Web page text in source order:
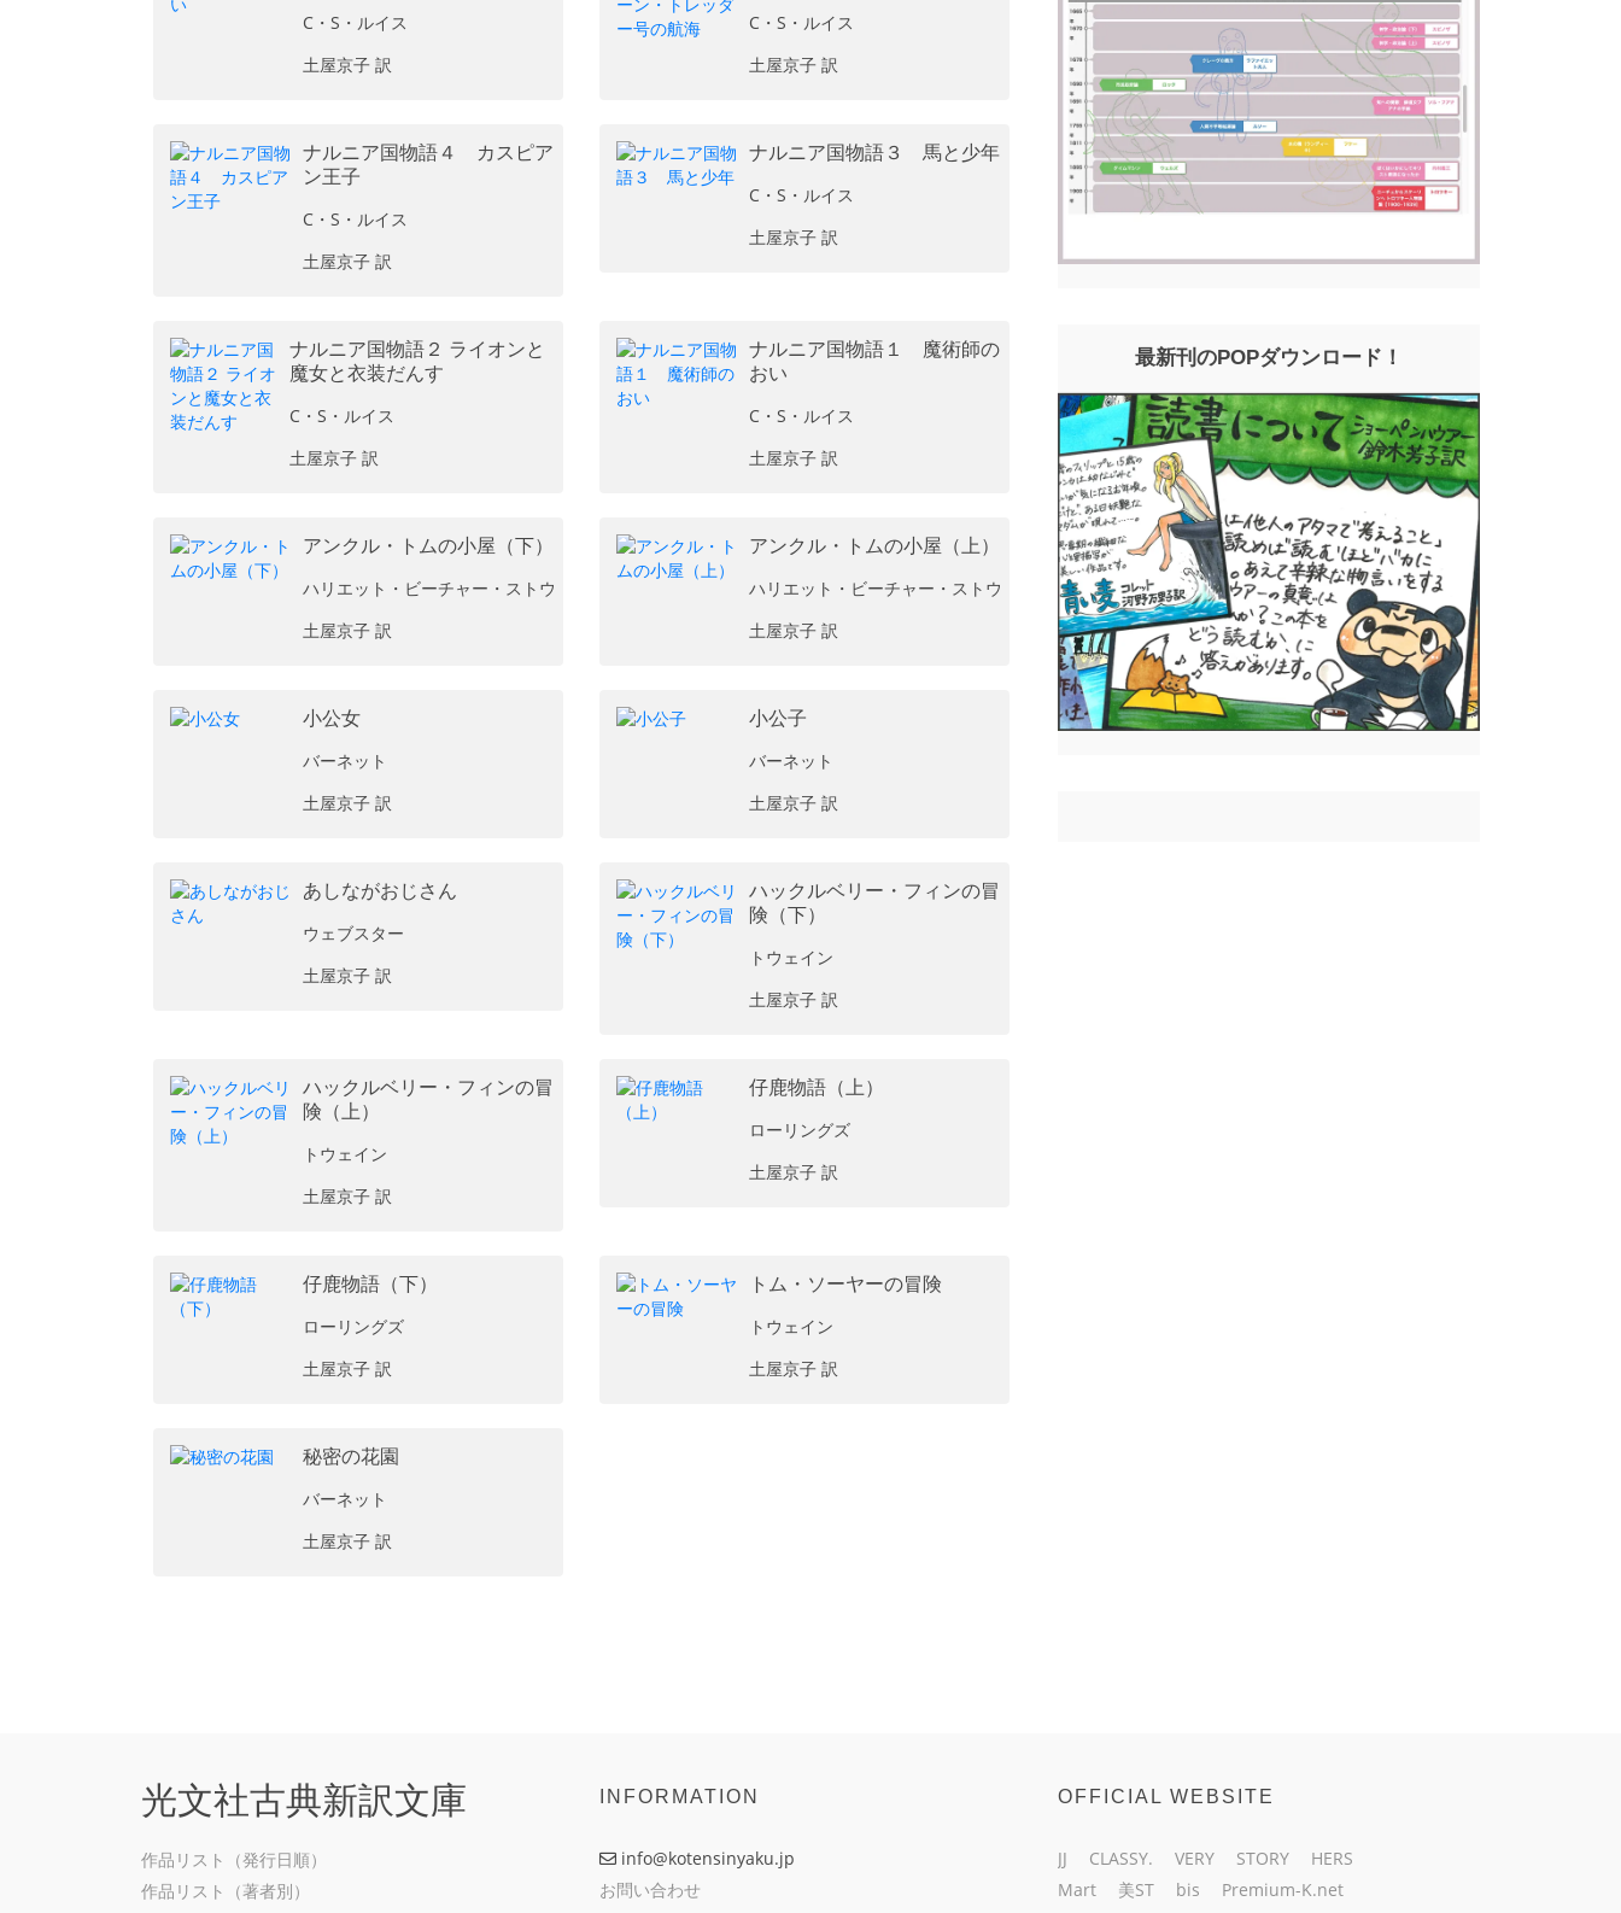
C・S・ルイス
土屋京子 訳
C・S・ルイス
土屋京子 訳
ナルニア国物語４ カスピア
ン王子
C・S・ルイス
土屋京子 訳
ナルニア国物語３ 馬と少年
C・S・ルイス
土屋京子 訳
ナルニア国物語２ ライオンと
魔女と衣装だんす
C・S・ルイス
土屋京子 訳
ナルニア国物語１ 魔術師の
おい
C・S・ルイス
土屋京子 訳
アンクル・トムの小屋（下）
ハリエット・ビーチャー・ストウ
土屋京子 訳
アンクル・トムの小屋（上）
ハリエット・ビーチャー・ストウ
土屋京子 訳
小公女
バーネット
土屋京子 訳
小公子
バーネット
土屋京子 訳
あしながおじさん
ウェブスター
土屋京子 訳
ハックルベリー・フィンの冒
険（下）
トウェイン
土屋京子 訳
ハックルベリー・フィンの冒
険（上）
トウェイン
土屋京子 訳
仔鹿物語（上）
ローリングズ
土屋京子 訳
仔鹿物語（下）
ローリングズ
土屋京子 訳
トム・ソーヤーの冒険
トウェイン
土屋京子 訳
秘密の花園
バーネット
土屋京子 訳
最新刊のPOPダウンロード！
光文社古典新訳文庫
作品リスト（発行日順）
作品リスト（著者別）
INFORMATION
info@kotensinyaku.jp
お問い合わせ
OFFICIAL WEBSITE
JJ CLASSY. VERY STORY
HERS
Mart
美ST bis
Premium-K.net